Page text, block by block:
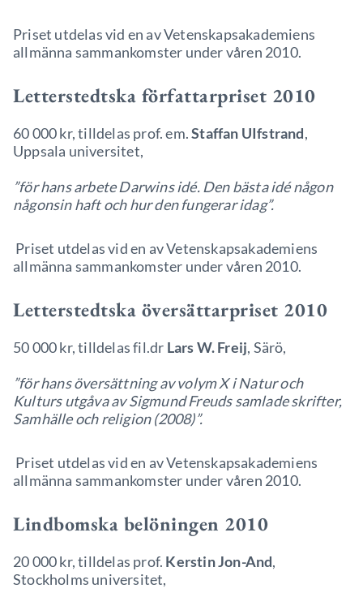
Priset utdelas vid en av Vetenskapsakademiens
allmänna sammankomster under våren 2010.
Letterstedtska författarpriset 2010
60 000 kr, tilldelas prof. em.Staffan UIfstrand,
Uppsala universitet,
”för hans arbete Darwins idé. Den bästa idé någon
någonsin haft och hur den fungerar idag”.
Priset utdelas vid en av Vetenskapsakademiens
allmänna sammankomster under våren 2010.
Letterstedtska översättarpriset 2010
50 000 kr, tilldelas fil.dr Lars W. Freij, Särö,
”för hans översättning av volym X i Natur och
Kulturs utgåva av Sigmund Freuds samlade skrifter,
Samhälle och religion (2008)”.
Priset utdelas vid en av Vetenskapsakademiens
allmänna sammankomster under våren 2010.
Lindbomska belöningen 2010
20 000 kr, tilldelas prof. Kerstin Jon-And,
Stockholms universitet,